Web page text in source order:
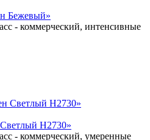
Бежевый»
- коммерческий, интенсивные
H2730»
- коммерческий, умеренные